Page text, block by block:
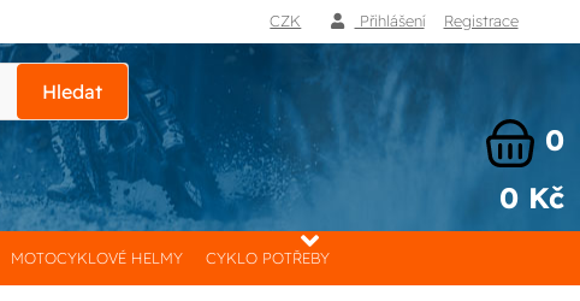
CZK Přihlášení Registrace
Hledat
0
0 Kč
MOTOCYKLOVÉ HELMY CYKLO POTŘEBY